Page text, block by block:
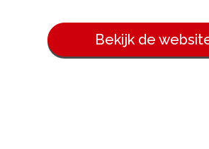
Bekijk de